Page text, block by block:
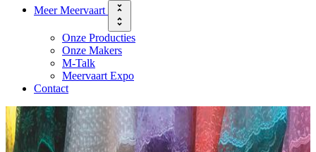
Meer Meervaart
Onze Producties
Onze Makers
M-Talk
Meervaart Expo
Contact